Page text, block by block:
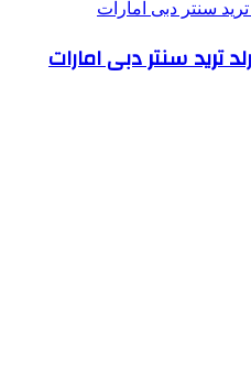
ترید سنتر دبی امارات